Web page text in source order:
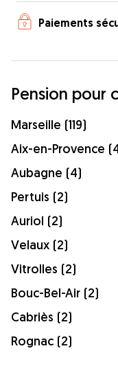
Paiements
Pension pour
Marseille (119)
Aix-en-Provence
Aubagne (4)
Pertuis (2)
Auriol (2)
Velaux (2)
Vitrolles (2)
Bouc-Bel-Air (2)
Cabriès (2)
Rognac (2)